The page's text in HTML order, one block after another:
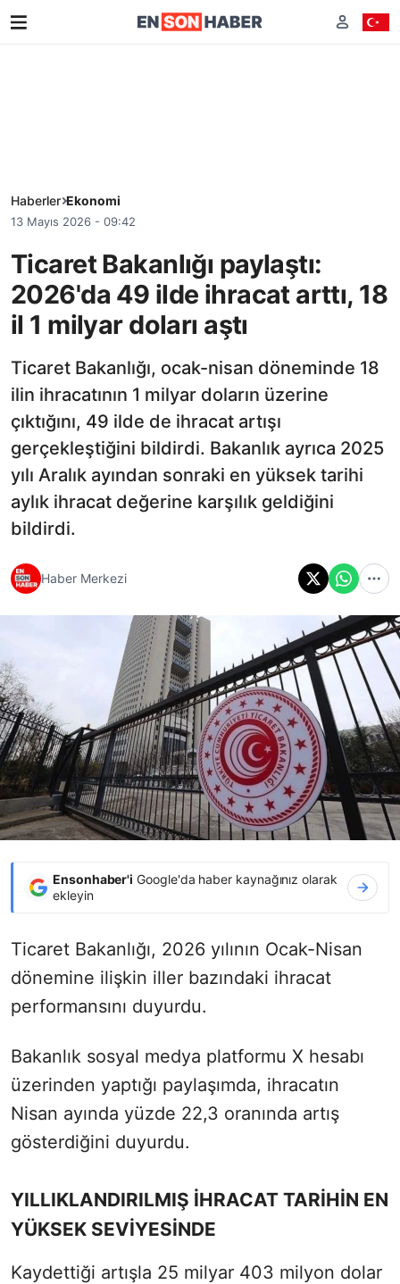
Haberler Ekonomi
13 Mayıs 2026 - 09:42
Ticaret Bakanlığı paylaştı:
2026'da 49 ilde ihracat arttı, 18
il 1 milyar doları aştı
Ticaret Bakanlığı, ocak-nisan döneminde 18
ilin ihracatının 1 milyar doların üzerine
çıktığını, 49 ilde de ihracat artışı
gerçekleştiğini bildirdi. Bakanlık ayrıca 2025
yılı Aralık ayından sonraki en yüksek tarihi
aylık ihracat değerine karşılık geldiğini
bildirdi.
Haber Merkezi
Ensonhaber'i Google'da haber kaynağınız olarak
ekleyin
Ticaret Bakanlığı, 2026 yılının Ocak-Nisan
dönemine ilişkin iller bazındaki ihracat
performansını duyurdu.
Bakanlık sosyal medya platformu X hesabı
üzerinden yaptığı paylaşımda, ihracatın
Nisan ayında yüzde 22,3 oranında artış
gösterdiğini duyurdu.
YILLIKLANDIRILMIŞ İHRACAT TARİHİN EN
YÜKSEK SEVİYESİNDE
Kaydettiği artışla 25 milyar 403 milyon dolar